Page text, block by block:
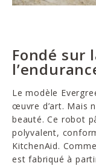
Fondé sur
Le modèle
œuvre d’art. Mais
beauté. Ce robot
polyvalent,
KitchenAid.
est fabriqué à